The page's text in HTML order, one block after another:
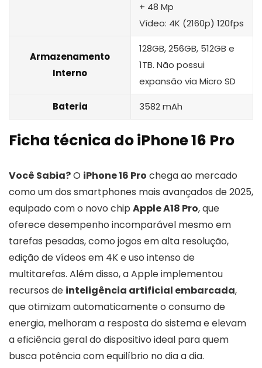
+ 48 Mp
Vídeo: 4K (2160p) 120fps
Armazenamento
Interno
128GB, 256GB, 512GB e
1TB. Não possui
expansão via Micro SD
Bateria 3582 mAh
Ficha técnica do iPhone 16 Pro
Você Sabia?O iPhone 16 Pro chega ao mercado
como um dos smartphones mais avançados de 2025,
equipado com o novo chip Apple A18 Pro, que
oferece desempenho incomparável mesmo em
tarefas pesadas, como jogos em alta resolução,
edição de vídeos em 4K e uso intenso de
multitarefas. Além disso, a Apple implementou
recursos de inteligência artificial embarcada,
que otimizam automaticamente o consumo de
energia, melhoram a resposta do sistema e elevam
a eficiência geral do dispositivo ideal para quem
busca potência com equilíbrio no dia a dia.